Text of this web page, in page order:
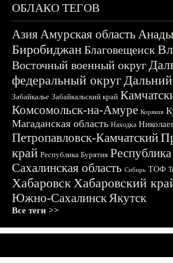
ОБЛАКО ТЕГОВ
АзияАмурская область
БиробиджанБлаговещенск
Восточный военный округ
федеральный округ
Забайкалье Забайкальский край
Комсомольск-на-Амуре Корякия
Магаданская область Находка
Петропавловск-Камчатский
край Республика Бурятия
Сахалинская область Сибирь ТОФ
ХабаровскХабаровский
Южно-СахалинскЯкутск
Все теги >>